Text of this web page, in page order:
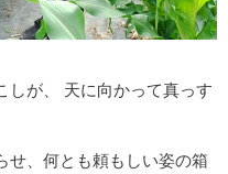
しが、 天に向かって真っす
せ、何とも頼もしい姿の箱